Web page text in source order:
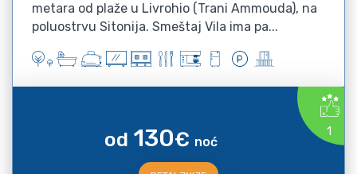
metara od plaže u Livrohio (Trani Ammouda), na
poluostrvu Sitonija. Smeštaj Vila ima pa...
1
od 130€ noć